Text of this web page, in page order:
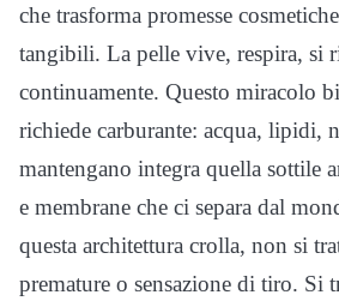
che trasforma promesse
tangibili. La pelle vive, respira, si
continuamente. Questo miracolo
richiede carburante: acqua, lipidi,
mantengano integra quella sottile
e membrane che ci separa dal
questa architettura crolla, non si
premature o sensazione di tiro. Si